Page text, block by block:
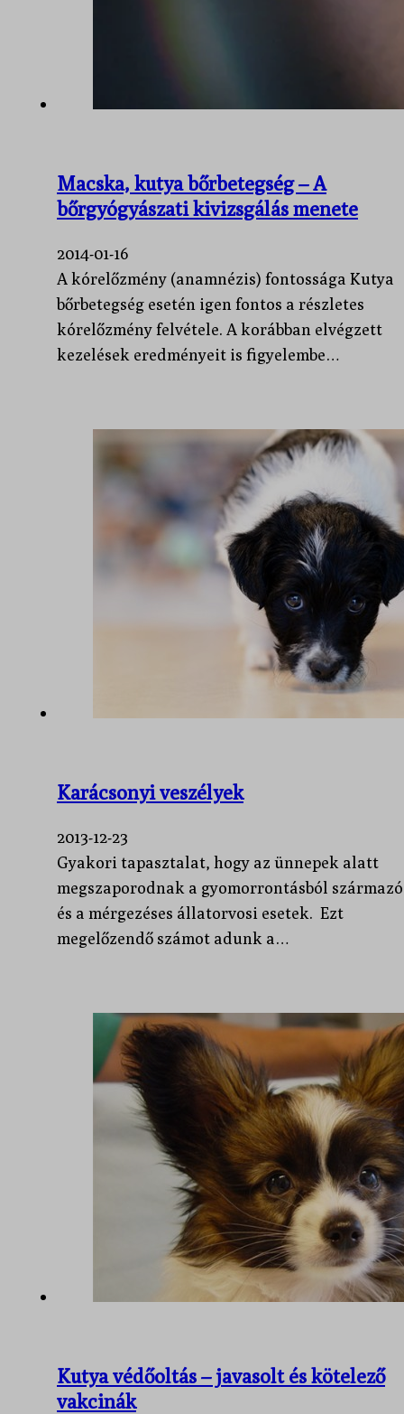
Macska, kutya bőrbetegség – A
bőrgyógyászati kivizsgálás menete
2014-01-16
A kórelőzmény (anamnézis) fontossága Kutya
bőrbetegség esetén igen fontos a részletes
kórelőzmény felvétele. A korábban elvégzett
kezelések eredményeit is figyelembe…
Karácsonyi veszélyek
2013-12-23
Gyakori tapasztalat, hogy az ünnepek alatt
megszaporodnak a gyomorrontásból
és a mérgezéses állatorvosi esetek. Ezt
megelőzendő számot adunk a…
Kutya védőoltás – javasolt és kötelező
vakcinák